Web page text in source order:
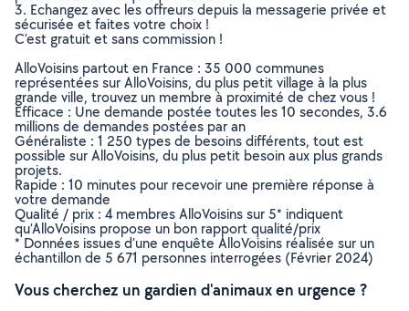
3. Echangez avec les offreurs depuis la messagerie privée et
sécurisée et faites votre choix !
C’est gratuit et sans commission !
AlloVoisins partout en France : 35 000 communes
représentées sur AlloVoisins, du plus petit village à la plus
grande ville, trouvez un membre à proximité de chez vous !
Efficace : Une demande postée toutes les 10 secondes, 3.6
millions de demandes postées par an
Généraliste : 1 250 types de besoins différents, tout est
possible sur AlloVoisins, du plus petit besoin aux plus grands
projets.
Rapide : 10 minutes pour recevoir une première réponse à
votre demande
Qualité / prix : 4 membres AlloVoisins sur 5* indiquent
qu’AlloVoisins propose un bon rapport qualité/prix
* Données issues d’une enquête AlloVoisins réalisée sur un
échantillon de 5 671 personnes interrogées (Février 2024)
Vous cherchez un gardien d'animaux en urgence ?